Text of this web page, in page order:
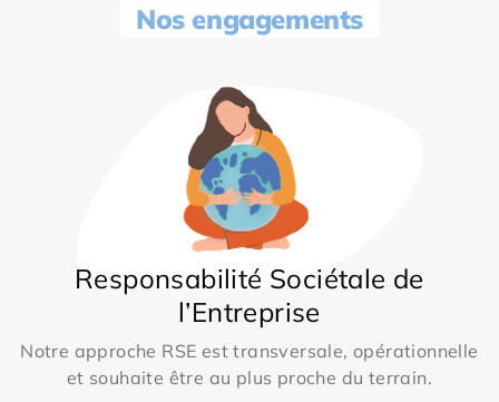
Nos engagements
Responsabilité Sociétale de
l’Entreprise
Notre approche RSE est transversale, opérationnelle
et souhaite être au plus proche du terrain.